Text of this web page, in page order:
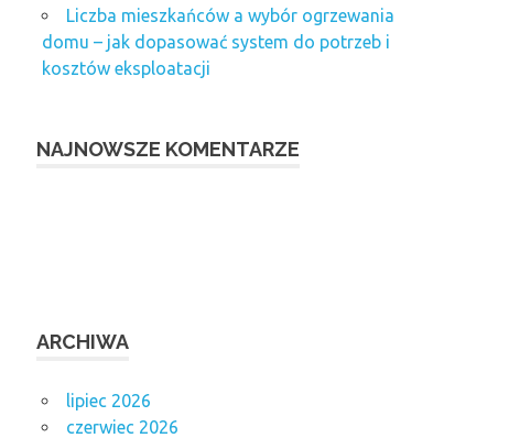
Liczba mieszkańców a wybór ogrzewania
domu – jak dopasować system do potrzeb i
kosztów eksploatacji
NAJNOWSZE KOMENTARZE
ARCHIWA
lipiec 2026
czerwiec 2026